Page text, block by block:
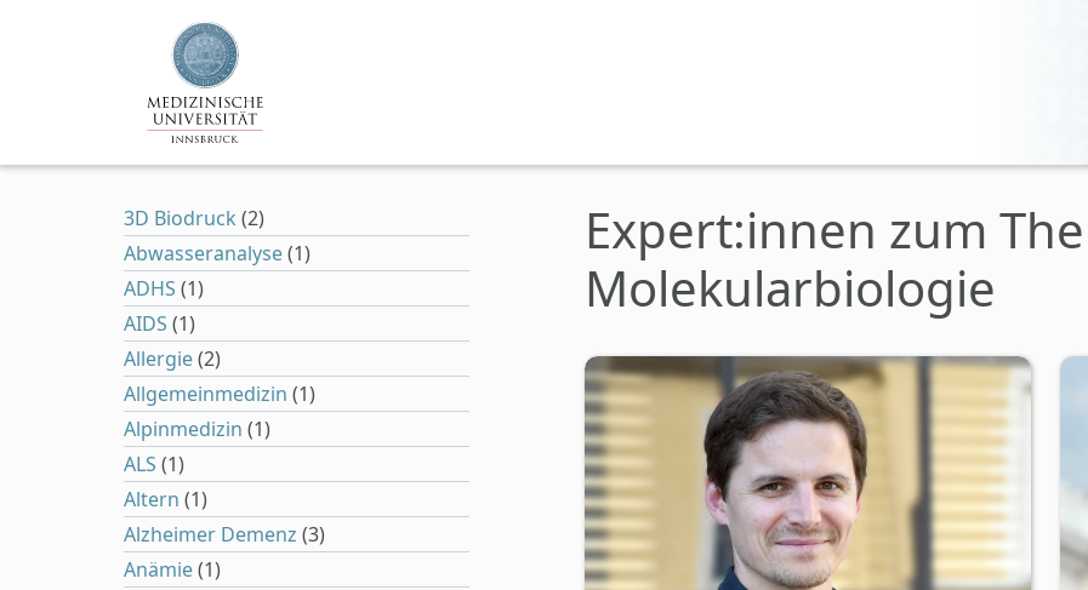
Zum Hauptinhalt springen
Expert:innen zum
Molekularbiologie
3D Biodruck (2)
Abwasseranalyse(1)
ADHS (1)
AIDS (1)
Allergie(2)
Allgemeinmedizin (1)
Alpinmedizin (1)
ALS (1)
Altern (1)
Alzheimer Demenz (3)
Anämie(1)